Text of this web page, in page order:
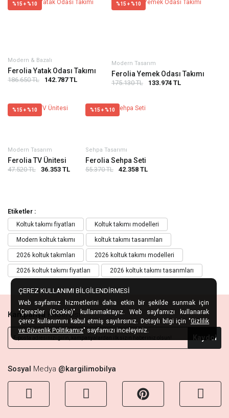
%15 + %10
Modern & Bazalı
Ferolia Yatak Odası Takımı
186.650 TL 142.787 TL
%15 + %10
Modern Tasarım
Ferolia Yemek Odası Takımı
175.130 TL 133.974 TL
%15 + %10
Modern Tasarım
Ferolia TV Ünitesi
47.520 TL 36.353 TL
%15 + %10
Sehpa Tasarımı
Ferolia Sehpa Seti
55.370 TL 42.358 TL
Etiketler :
Koltuk takımı fiyatları
Koltuk takımı modelleri
Modern koltuk takımı koltuk takımı tasarımları
2026 koltuk takımları 2026 koltuk takımı modelleri
2026 koltuk takımı fiyatları 2026 koltuk takımı tasarımları
Kampanya Habercisi
Kaydol
Sosyal Medya @kargilimobilya
ÇEREZ KULLANIMI BİLGİLENDİRMESİ
Web sayfamız hizmetlerini daha etkin bir şekilde sunmak için
"Çerezler (Cookie)" kullanmaktayız. Web sayfamızı kullanarak
çerez kullanımını kabul etmiş sayılırsınız. Detaylı bilgi için "Gizlilik
ve Güvenlik Politikamız" sayfamızı inceleyiniz.